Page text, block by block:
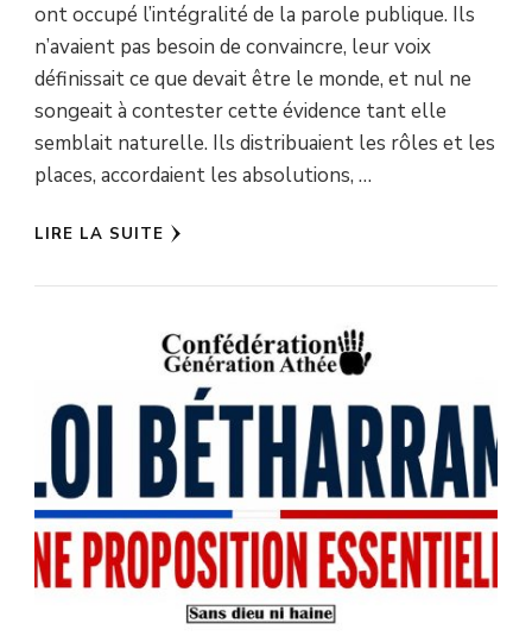
ont occupé l’intégralité de la parole publique. Ils
n’avaient pas besoin de convaincre, leur voix
définissait ce que devait être le monde, et nul ne
songeait à contester cette évidence tant elle
semblait naturelle. Ils distribuaient les rôles et les
places, accordaient les absolutions, …
LIRE LA SUITE